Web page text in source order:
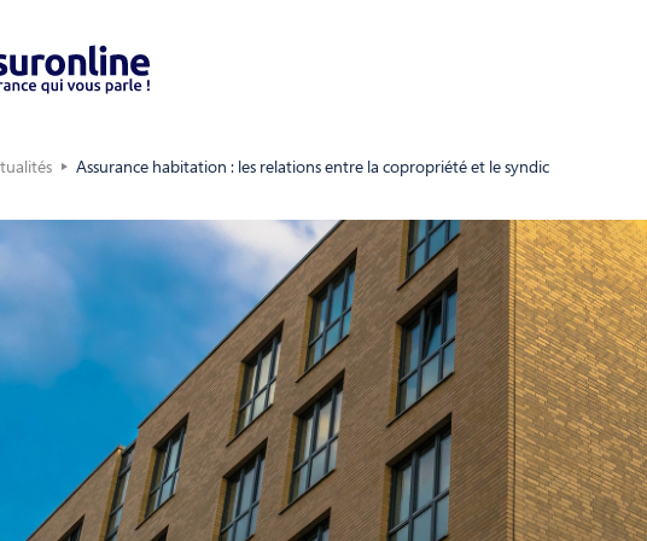
Assurance habitation : les relations entre la copropriété et le syndic